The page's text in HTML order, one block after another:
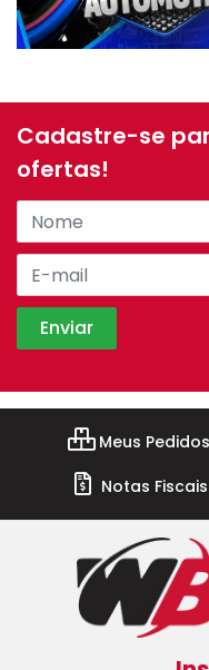
Cadastre-se
ofertas!
Meus Pedidos
Notas Fiscais